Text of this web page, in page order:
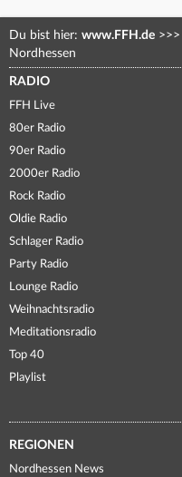
Du bist hier: www.FFH.de >>>
Nordhessen
RADIO
FFH Live
80er Radio
90er Radio
2000er Radio
Rock Radio
Oldie Radio
Schlager Radio
Party Radio
Lounge Radio
Weihnachtsradio
Meditationsradio
Top 40
Playlist
REGIONEN
Nordhessen News